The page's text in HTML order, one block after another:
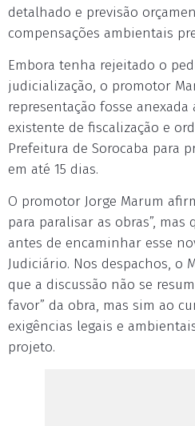
detalhado e previsão
compensações ambientais
Embora tenha rejeitado o
judicialização, o promotor
representação fosse
existente de fiscalização e
Prefeitura de Sorocaba para
em até 15 dias.
O promotor Jorge Marum
para paralisar as obras”,
antes de encaminhar esse
Judiciário. Nos despachos, o
que a discussão não se
favor” da obra, mas sim ao
exigências legais e
projeto.